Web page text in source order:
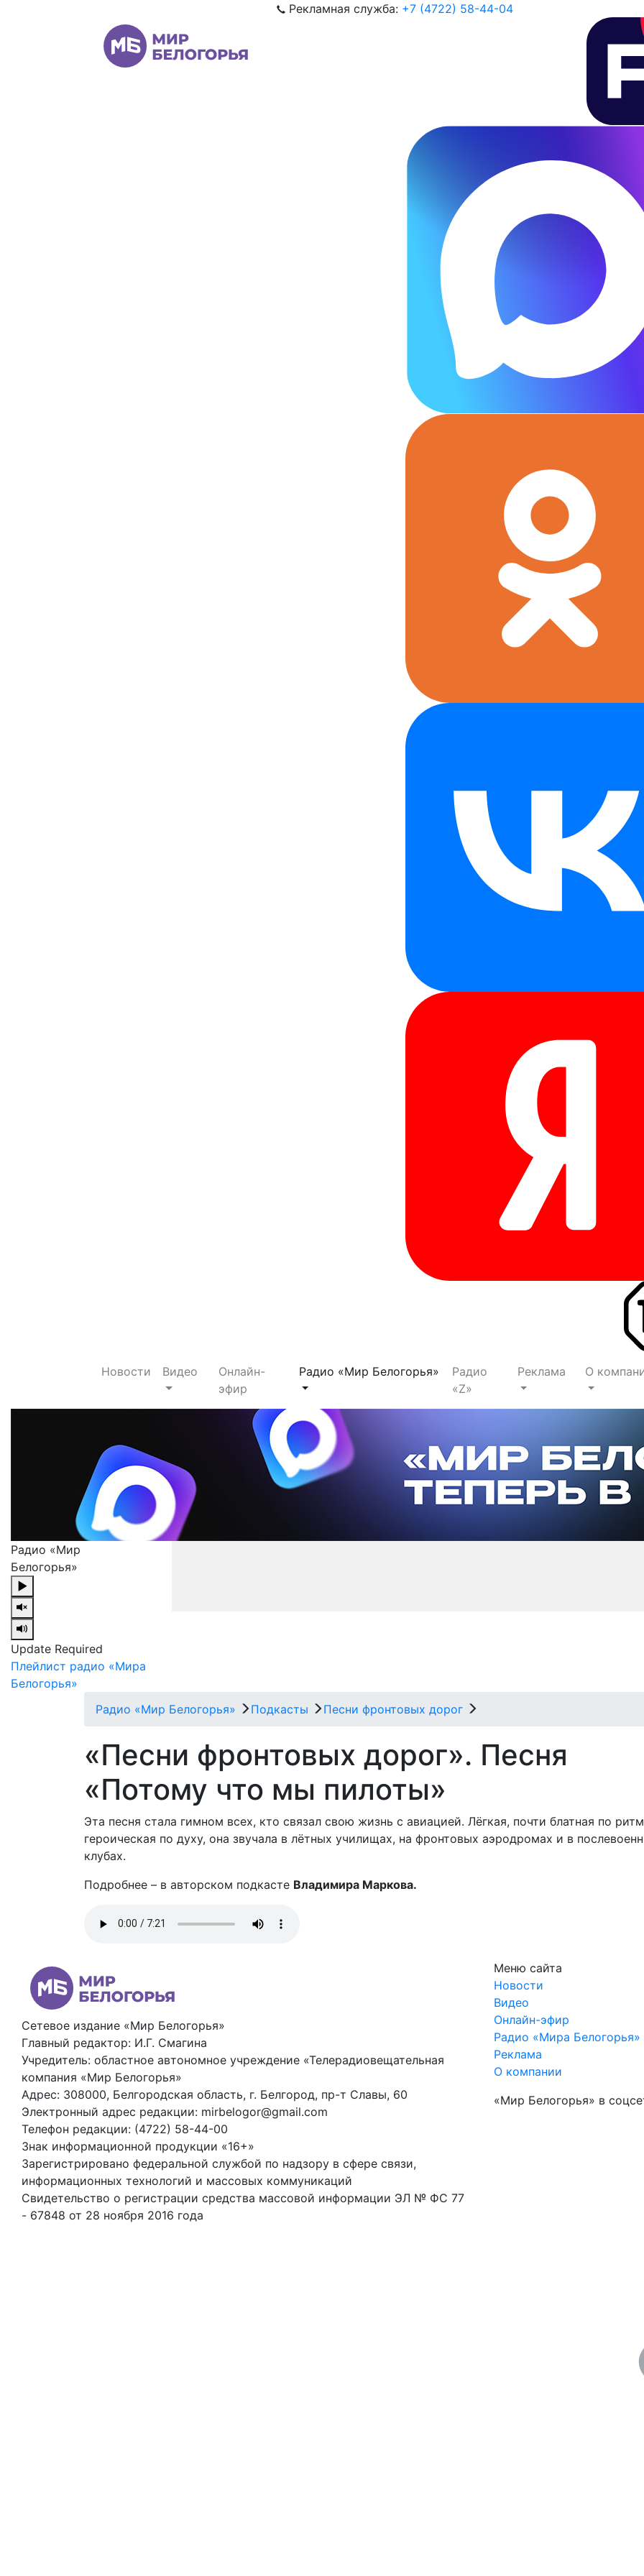
Рекламная служба: +7 (4722) 58-44-04
Новости Видео
Онлайн-
эфир
Радио «Мир Белогорья»
Радио
«Z»
Реклама О
Радио «Мир
Белогорья»
Update Required
Плейлист радио «Мира
Белогорья»
Радио «Мир Белогорья»
Подкасты Песни фронтовых дорог
«Песни фронтовых дорог». Песня
«Потому что мы пилоты»
Эта песня стала гимном всех, кто связал свою жизнь с авиацией. Лёгкая, почти блатная по
героическая по духу, она звучала в лётных училищах, на фронтовых аэродромах и в
клубах.
Подробнее – в авторском подкасте Владимира Маркова.
Сетевое издание «Мир Белогорья»
Главный редактор: И.Г. Смагина
Учредитель: областное автономное учреждение «Телерадиовещательная
компания «Мир Белогорья»
Адрес: 308000, Белгородская область, г. Белгород, пр-т Славы, 60
Электронный адрес редакции: mirbelogor@gmail.com
Телефон редакции: (4722) 58-44-00
Знак информационной продукции «16+»
Зарегистрировано федеральной службой по надзору в сфере связи,
информационных технологий и массовых коммуникаций
Свидетельство о регистрации средства массовой информации ЭЛ № ФС 77
- 67848 от 28 ноября 2016 года
Меню сайта
Новости
Видео
Онлайн-эфир
Радио «Мира Белогорья»
Реклама
О компании
«Мир Белогорья» в